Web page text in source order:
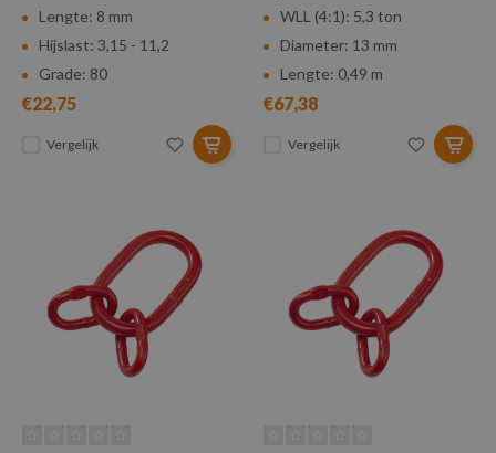
Lengte: 8 mm
Hijslast: 3,15 - 11,2
Grade: 80
€22,75
Vergelijk
WLL (4:1): 5,3 ton
Diameter: 13 mm
Lengte: 0,49 m
€67,38
Vergelijk